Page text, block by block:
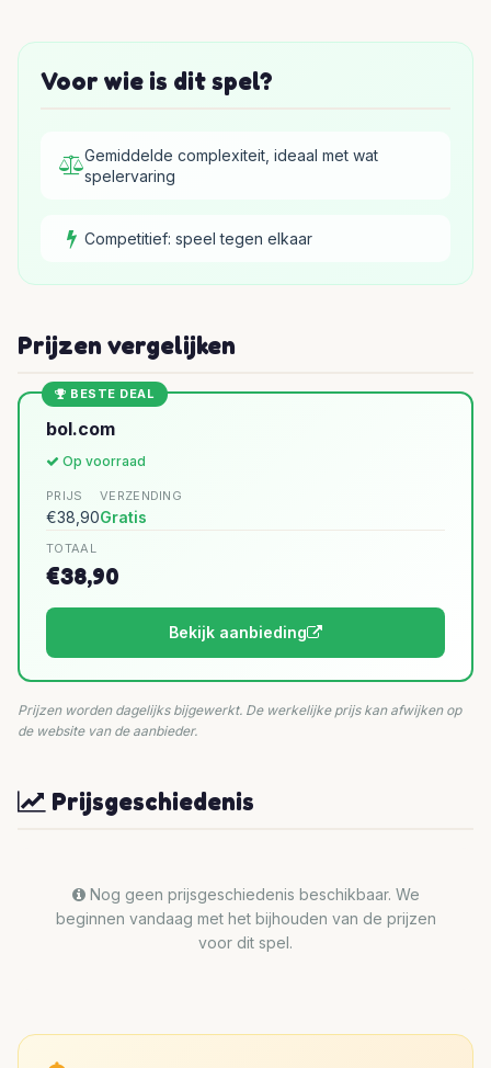
Voor wie is dit spel?
Gemiddelde complexiteit, ideaal met wat
spelervaring
Competitief: speel tegen elkaar
Prijzen vergelijken
BESTE DEAL
bol.com
Op voorraad
PRIJS
€38,90
VERZENDING
Gratis
TOTAAL
€38,90
Bekijk aanbieding
Prijzen worden dagelijks bijgewerkt. De werkelijke prijs kan afwijken op
de website van de aanbieder.
Prijsgeschiedenis
Nog geen prijsgeschiedenis beschikbaar. We
beginnen vandaag met het bijhouden van de prijzen
voor dit spel.